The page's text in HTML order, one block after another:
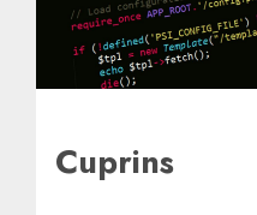
Cuprins